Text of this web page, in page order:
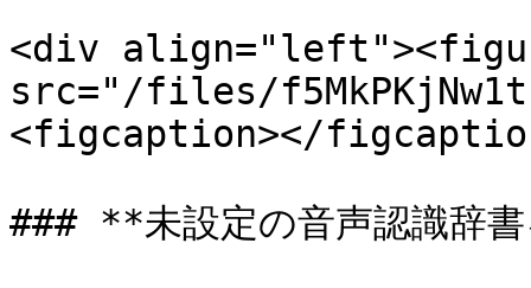
<div
src="/files/
<figcaption></
### **未設定の音声認識辞